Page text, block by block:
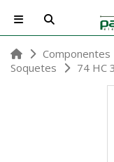
Componentes
Soquetes
74 HC